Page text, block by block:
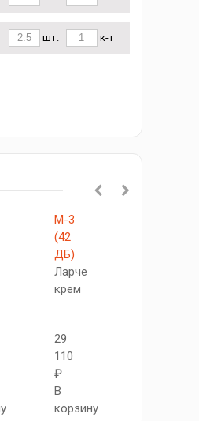
шт. к-т
М-3
(42
ДБ)
Ларче
крем
29
110
₽
В
корзину